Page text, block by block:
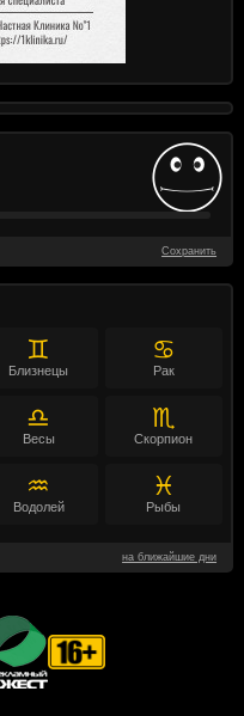
Сохранить
♊
Близнецы
♋
Рак
♎
Весы
♏
Скорпион
♒
Водолей
♓
Рыбы
на ближайшие дни